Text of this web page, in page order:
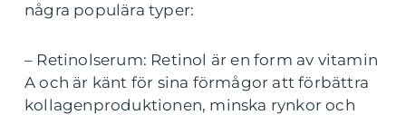
några populära typer:
– Retinolserum: Retinol är en form av vitamin
A och är känt för sina förmågor att förbättra
kollagenproduktionen, minska rynkor och